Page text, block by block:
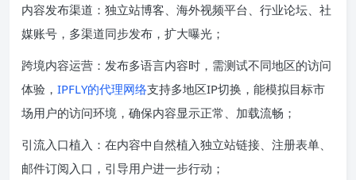
内容发布渠道：独立站博客、海外视频平台、行业论坛、社
媒账号，多渠道同步发布，扩大曝光；
跨境内容运营：发布多语言内容时，需测试不同地区的访问
体验， IPFLY的代理网络支持多地区IP切换，能模拟目标市
场用户的访问环境，确保内容显示正常、加载流畅；
引流入口植入：在内容中自然植入独立站链接、注册表单、
邮件订阅入口，引导用户进一步行动；